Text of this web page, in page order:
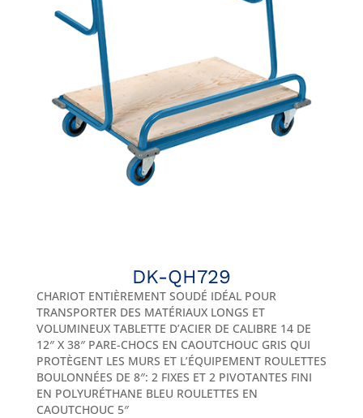
DK-QH729
CHARIOT ENTIÈREMENT SOUDÉ IDÉAL POUR
TRANSPORTER DES MATÉRIAUX LONGS ET
VOLUMINEUX TABLETTE D’ACIER DE CALIBRE 14 DE
12″ X 38″ PARE-CHOCS EN CAOUTCHOUC GRIS QUI
PROTÈGENT LES MURS ET L’ÉQUIPEMENT ROULETTES
BOULONNÉES DE 8″: 2 FIXES ET 2 PIVOTANTES FINI
EN POLYURÉTHANE BLEU ROULETTES EN
CAOUTCHOUC 5″